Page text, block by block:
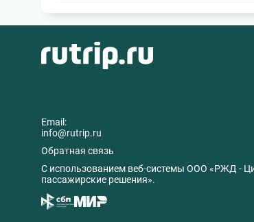
Email:
info@rutrip.ru
Обратная связь
C использованием веб-системы ООО «РЖД -
пассажирские решения».